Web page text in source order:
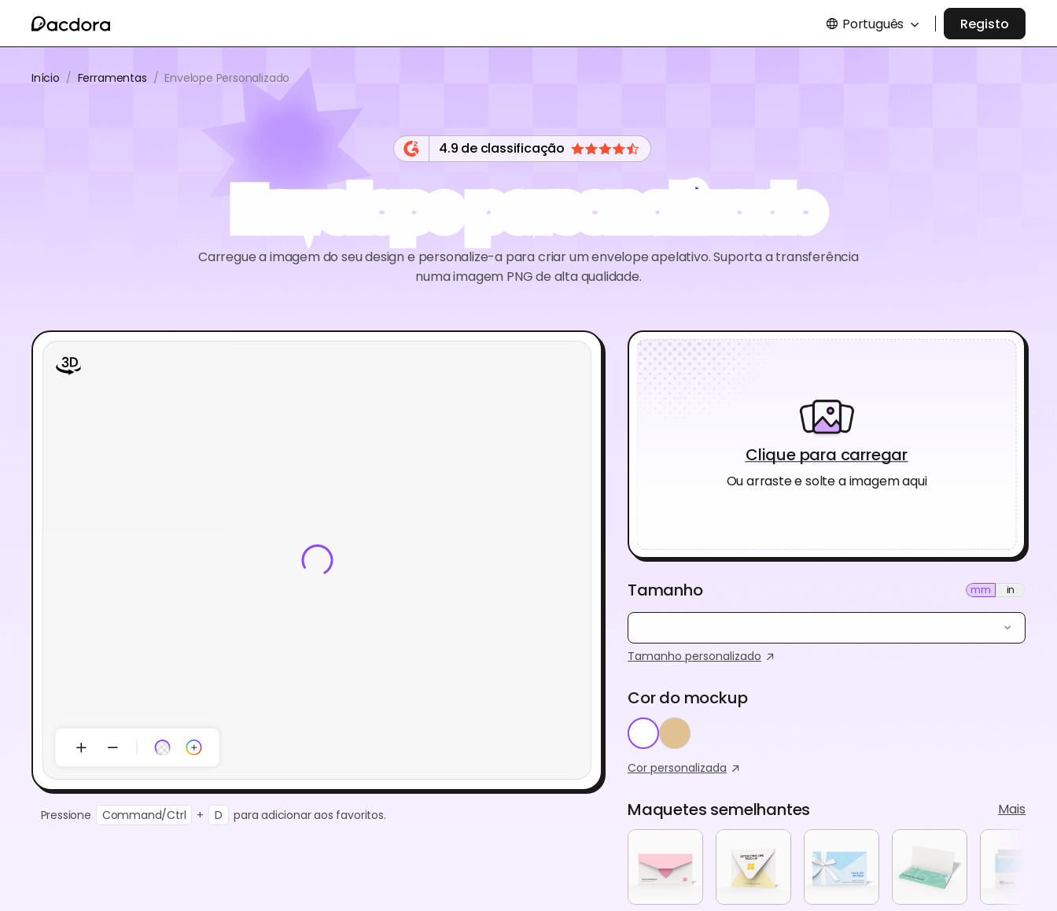
Português Registo
Início / Ferramentas / Envelope Personalizado
4.9 de classificação
Envelope personalizado
Carregue a imagem do seu design e personalize-a para criar um envelope apelativo. Suporta a transferência
numa imagem PNG de alta qualidade.
Pressione Command/Ctrl + D para adicionar aos favoritos.
Clique para carregar
Ou arraste e solte a imagem aqui
Tamanho mm in
Tamanho personalizado
Cor do mockup
Cor personalizada
Maquetes semelhantes Mais